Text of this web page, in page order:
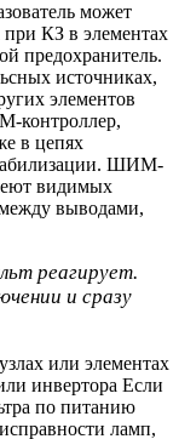
может
при КЗ в элементах
предохранитель.
источниках,
элементов
контроллер,
в цепях
ШИМ-
видимых
выводами,
реагирует.
и сразу
или элементах
инвертора Если
по питанию
ламп,